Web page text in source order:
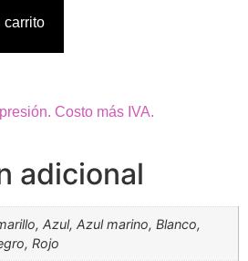
carrito
Costo más IVA.
adicional
Azul, Azul marino, Blanco,
Rojo